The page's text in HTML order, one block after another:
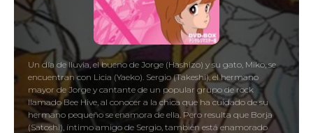
Un día de lluvia, el bueno de Jorge (Hashizo) y su gato, Miko, se
encuentran con Licia (Yaeko). Sergio (Takeshi), el hermano
mayor de Jorge y cantante de un popular grupo de rock
llamado Bee Hive, al conocer a la chica que ha cuidado de su
hermano pequeño se enamora de ella. Pero resulta que Borja
(Satoshi), íntimo amigo de Sergio, también está enamorado